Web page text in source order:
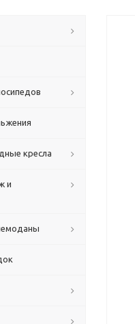
кресла
и